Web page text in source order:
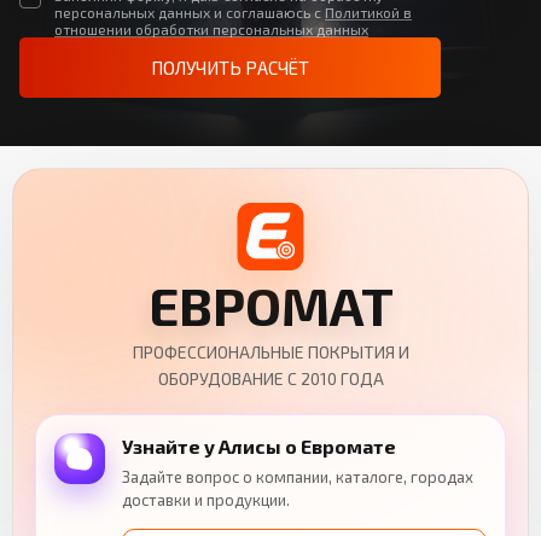
персональных данных и соглашаюсь с Политикой в
отношении обработки персональных данных
ПОЛУЧИТЬ РАСЧЁТ
ЕВРОМАТ
ПРОФЕССИОНАЛЬНЫЕ ПОКРЫТИЯ И
ОБОРУДОВАНИЕ С 2010 ГОДА
Узнайте у Алисы о Евромате
Задайте вопрос о компании, каталоге, городах
доставки и продукции.